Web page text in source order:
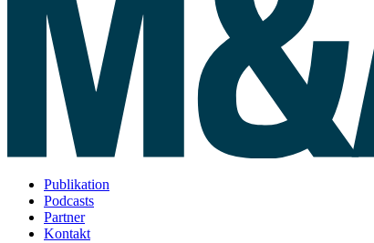
Publikation
Podcasts
Partner
Kontakt